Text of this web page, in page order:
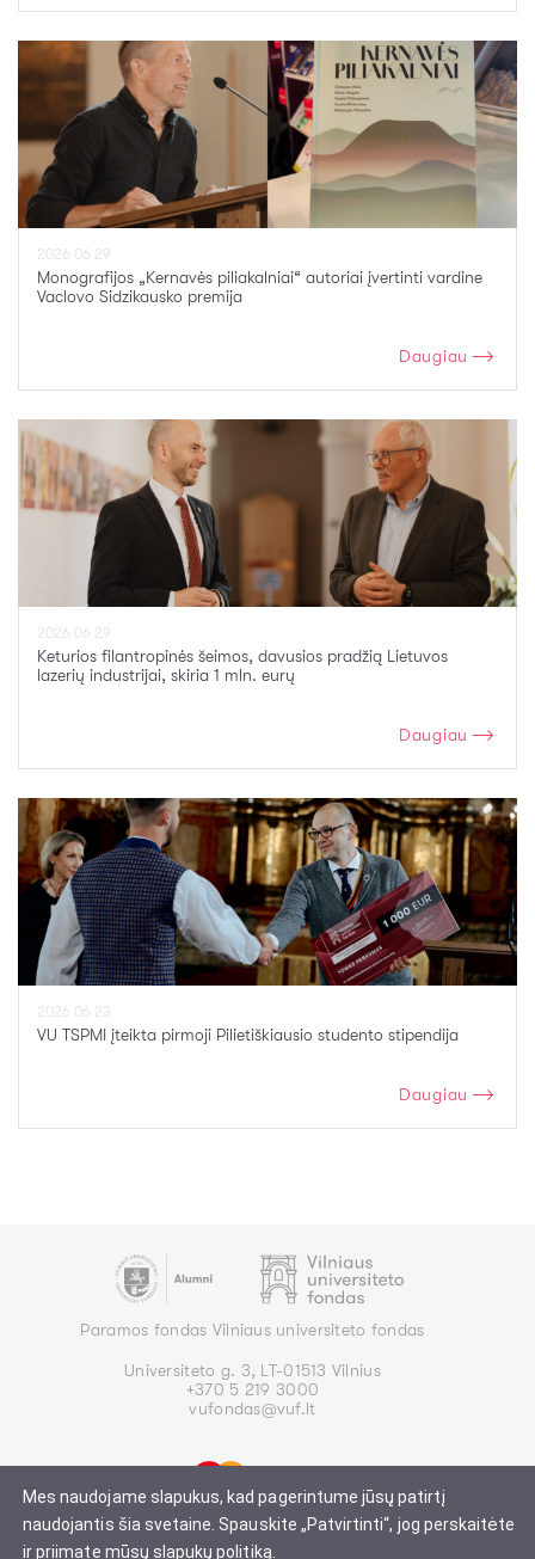
2026 06 29
Monografijos „Kernavės piliakalniai“ autoriai įvertinti vardine
Vaclovo Sidzikausko premija
Daugiau
2026 06 29
Keturios filantropinės šeimos, davusios pradžią Lietuvos
lazerių industrijai, skiria 1 mln. eurų
Daugiau
2026 06 23
VU TSPMI įteikta pirmoji Pilietiškiausio studento stipendija
Daugiau
Paramos fondas Vilniaus universiteto fondas
Universiteto g. 3, LT-01513 Vilnius
+370 5 219 3000
vufondas@vuf.lt
Mes naudojame slapukus, kad pagerintume jūsų patirtį
naudojantis šia svetaine. Spauskite „Patvirtinti“, jog perskaitėte
ir priimate mūsų slapukų politiką.